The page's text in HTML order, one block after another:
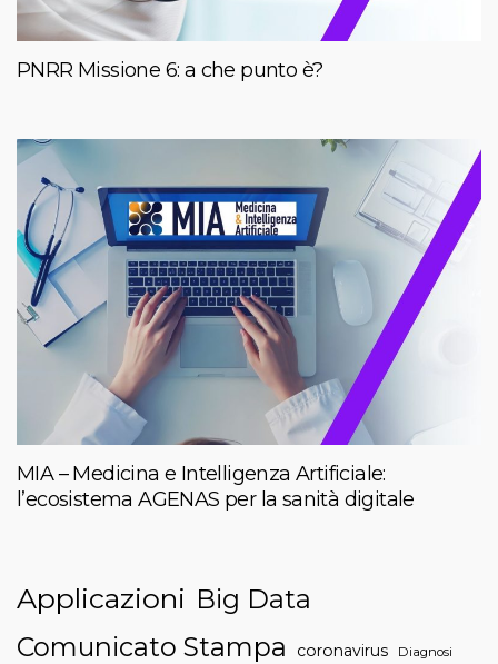
PNRR Missione 6: a che punto è?
MIA – Medicina e Intelligenza Artificiale:
l’ecosistema AGENAS per la sanità digitale
Applicazioni Big Data
Comunicato Stampa
coronavirus Diagnosi